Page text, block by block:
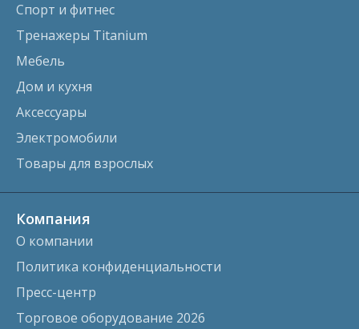
Спорт и фитнес
Тренажеры Titanium
Мебель
Дом и кухня
Аксессуары
Электромобили
Товары для взрослых
Компания
О компании
Политика конфиденциальности
Пресс-центр
Торговое оборудование 2026